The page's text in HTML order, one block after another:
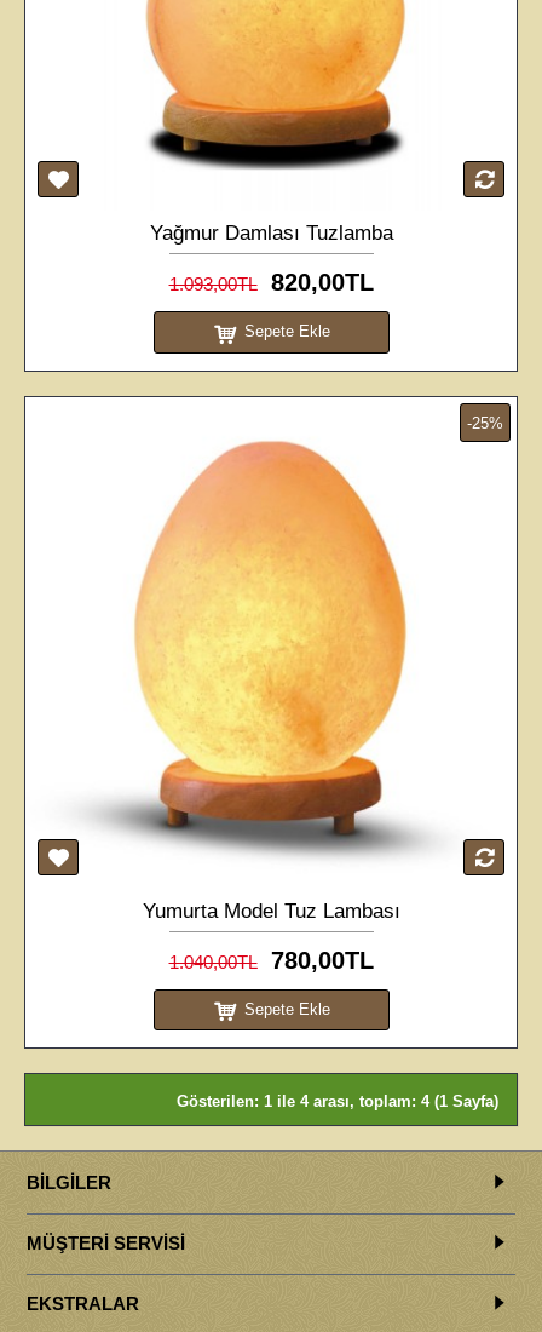
Yağmur Damlası Tuzlamba
1.093,00TL 820,00TL
Sepete Ekle
-25%
Yumurta Model Tuz Lambası
1.040,00TL 780,00TL
Sepete Ekle
Gösterilen: 1 ile 4 arası, toplam: 4 (1 Sayfa)
BILGILER
MÜŞTERI SERVISI
EKSTRALAR